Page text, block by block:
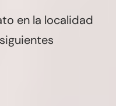
en la localidad